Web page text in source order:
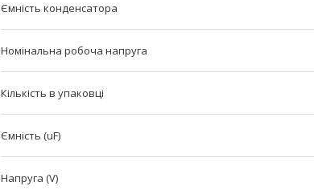
Ємність конденсатора
Номінальна робоча напруга
Кількість в упаковці
Ємність (uF)
Напруга (V)